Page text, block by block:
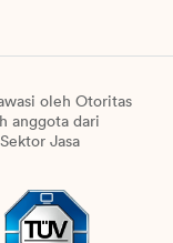
oleh Otoritas
anggota dari
Jasa